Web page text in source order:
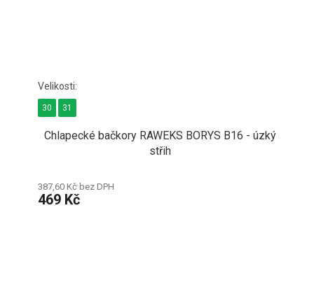
Chlapecké bačkory RAWEKS BORYS B16 - úzký
střih
387,60 Kč bez DPH
469 Kč
30 31